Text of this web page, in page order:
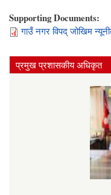
Supporting Documents:
गाउँ नगर विपद् जोखिम
प्रमुख प्रशासकीय अधिकृत